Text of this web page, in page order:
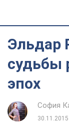
Эльдар
судьбы
эпох
София